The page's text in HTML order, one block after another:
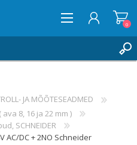
0
JA MÕÕTESEADMED
8, 16 ja 22 mm )
SCHNEIDER
AC/DC + 2NO Schneider